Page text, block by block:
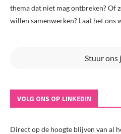
thema dat niet mag ontbreken? Of
willen samenwerken? Laat het ons
Stuur ons
VOLG ONS OP LINKEDIN
Direct op de hoogte blijven van al